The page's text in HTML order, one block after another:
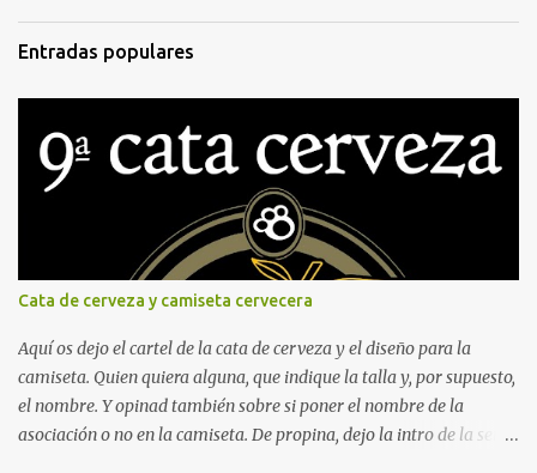
Entradas populares
Cata de cerveza y camiseta cervecera
Aquí os dejo el cartel de la cata de cerveza y el diseño para la
camiseta. Quien quiera alguna, que indique la talla y, por supuesto,
el nombre. Y opinad también sobre si poner el nombre de la
asociación o no en la camiseta. De propina, dejo la intro de la serie